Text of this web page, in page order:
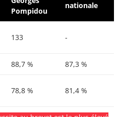
Pompidou
nationale
133 -
88,7 % 87,3 %
78,8 % 81,4 %